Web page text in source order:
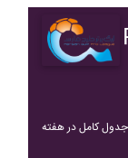
کامل در هفته